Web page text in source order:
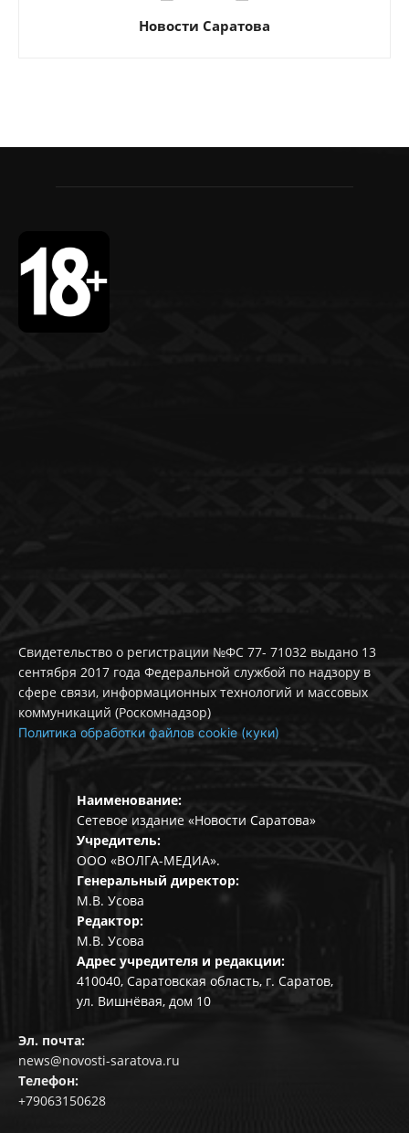
Новости Саратова
Свидетельство о регистрации №ФС 77- 71032 выдано 13
сентября 2017 года Федеральной службой по надзору в
сфере связи, информационных технологий и массовых
коммуникаций (Роскомнадзор)
Политика обработки файлов cookie (куки)
Наименование:
Сетевое издание «Новости Саратова»
Учредитель:
ООО «ВОЛГА-МЕДИА».
Генеральный директор:
М.В. Усова
Редактор:
М.В. Усова
Адрес учредителя и редакции:
410040, Саратовская область, г. Саратов,
ул. Вишнёвая, дом 10
Эл. почта:
news@novosti-saratova.ru
Телефон:
+79063150628